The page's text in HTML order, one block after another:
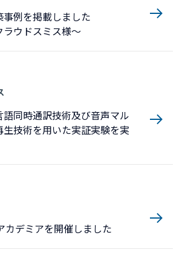
事例を掲載しました
ラウドスミス様〜
同時通訳技術及び音声マル
生技術を用いた実証実験を実
カデミアを開催しました